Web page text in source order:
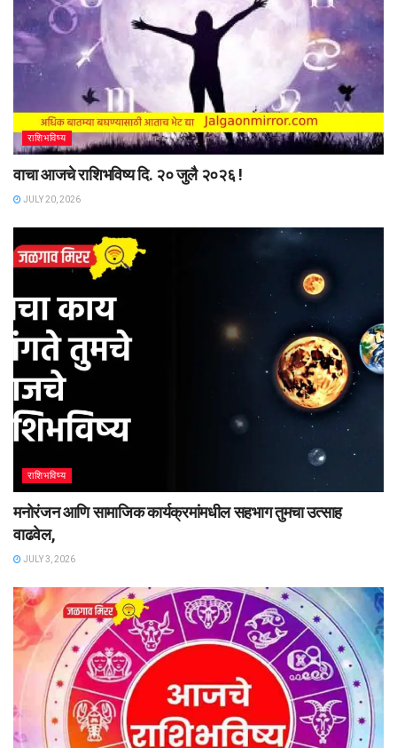
राशिभविष्य
वाचा आजचे राशिभविष्य दि. २० जुलै २०२६ !
JULY 20, 2026
राशिभविष्य
मनोरंजन आणि सामाजिक कार्यक्रमांमधील सहभाग तुमचा उत्साह
वाढवेल,
JULY 3, 2026